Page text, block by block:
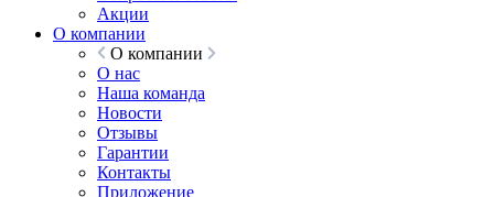
Акции
О компании
О компании
О нас
Наша команда
Новости
Отзывы
Гарантии
Контакты
Приложение